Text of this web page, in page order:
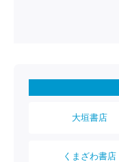
大垣書店
くまざわ書店